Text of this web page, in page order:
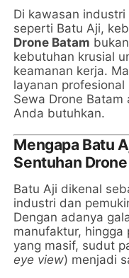
Di kawasan
seperti Batu Aji,
Drone Batam
kebutuhan krusial
keamanan kerja.
layanan
Sewa Drone
Anda butuhkan.
Mengapa Batu
Sentuhan
Batu Aji dikenal
industri dan
Dengan adanya
manufaktur, hingga
yang masif, sudut
eye view) menjadi